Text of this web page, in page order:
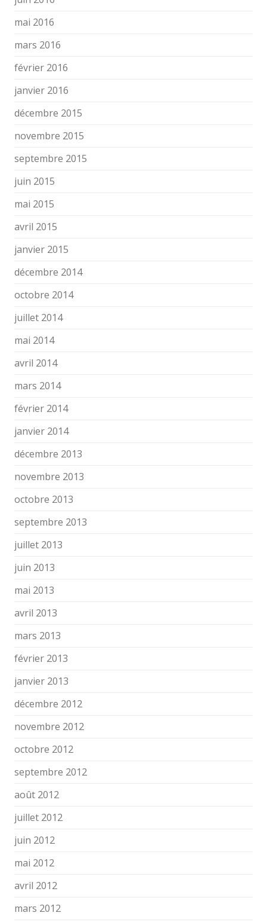
mai 2016
mars 2016
février 2016
janvier 2016
décembre 2015
novembre 2015
septembre 2015
juin 2015
mai 2015
avril 2015
janvier 2015
décembre 2014
octobre 2014
juillet 2014
mai 2014
avril 2014
mars 2014
février 2014
janvier 2014
décembre 2013
novembre 2013
octobre 2013
septembre 2013
juillet 2013
juin 2013
mai 2013
avril 2013
mars 2013
février 2013
janvier 2013
décembre 2012
novembre 2012
octobre 2012
septembre 2012
août 2012
juillet 2012
juin 2012
mai 2012
avril 2012
mars 2012